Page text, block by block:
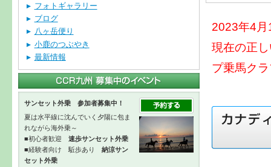
2023年4月
現在の正
プ乗馬ク
フォトギャラリー
ブログ
八ヶ岳便り
小鹿のつぶやき
最新情報
サンセット外乗 参加者募集中！
夏は水平線に沈んでいく夕陽に包ま
れながら海外乗～
■初心者歓迎 速歩サンセット外乗
■経験者向け 駈歩あり 納涼サン
セット外乗